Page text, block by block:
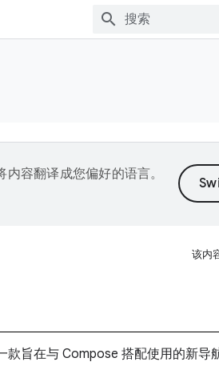
容翻译成您偏好的语言。
该内
款旨在与 Compose 搭配使用的新导